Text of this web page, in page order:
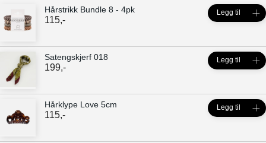
Hårstrikk Bundle 8 - 4pk
115,-
Legg til
Satengskjerf 018
199,-
Legg til
Hårklype Love 5cm
115,-
Legg til